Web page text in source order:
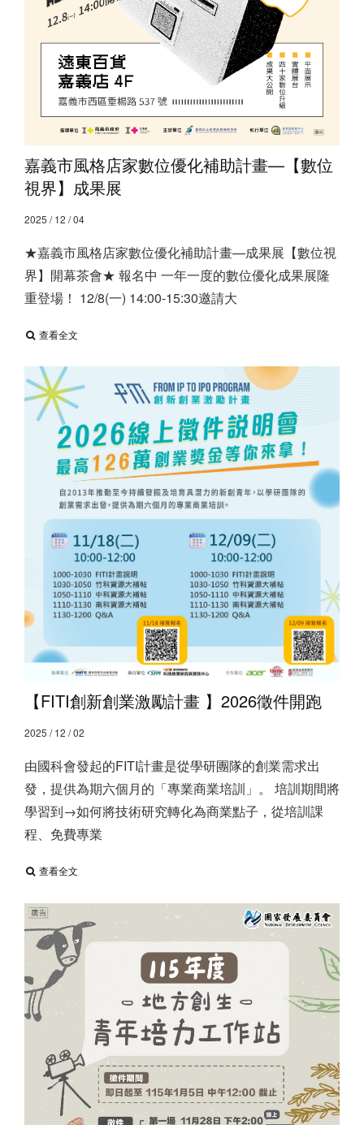
嘉義市風格店家數位優化補助計畫—【數位
視界】成果展
2025 / 12 / 04
★嘉義市風格店家數位優化補助計畫—成果展【數位視
界】開幕茶會★ 報名中 一年一度的數位優化成果展隆
重登場！ 12/8(一) 14:00-15:30邀請大
查看全文
【FITI創新創業激勵計畫 ​】2026徵件開跑
2025 / 12 / 02
由國科會發起的FITI計畫是從學研團隊的創業需求出
發，提供為期六個月的「專業商業培訓」。 培訓期間將
學習到→如何將技術研究轉化為商業點子，從培訓課
程、免費專業
查看全文